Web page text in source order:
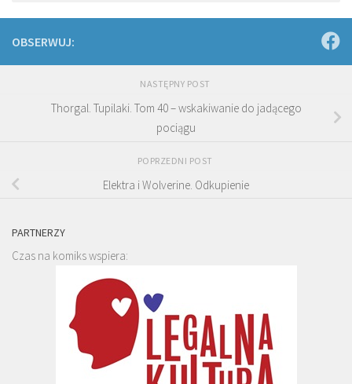
OBSERWUJ:
NASTĘPNY POST
Thorgal. Tupilaki. Tom 40 – wskakiwanie do jadącego
pociągu
POPRZEDNI POST
Elektra i Wolverine. Odkupienie
PARTNERZY
Czas na komiks wspiera: